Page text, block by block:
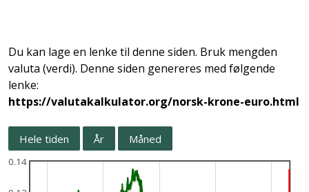
Du kan lage en lenke til denne siden. Bruk mengden
valuta (verdi). Denne siden genereres med følgende
lenke:
https://valutakalkulator.org/norsk-krone-euro.html
Hele tiden År Måned
0.14